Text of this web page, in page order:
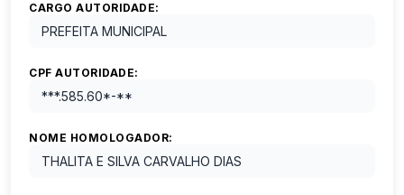
CARGO AUTORIDADE:
PREFEITA MUNICIPAL
CPF AUTORIDADE:
***.585.60*-**
NOME HOMOLOGADOR:
THALITA E SILVA CARVALHO DIAS